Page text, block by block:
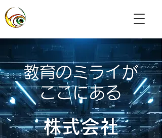
​教育のミライが
ここにある
​株式会社